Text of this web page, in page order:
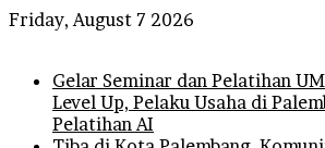
Friday, August 7 2026
Gelar Seminar dan Pelatihan
Level Up, Pelaku Usaha di
Pelatihan AI